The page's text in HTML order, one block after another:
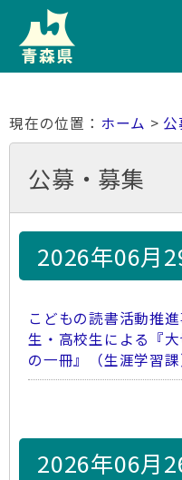
ホーム >
公募・募集
2026年06月
こどもの読書活動推
生・高校生による『
の一冊』（生涯学習課
2026年06月